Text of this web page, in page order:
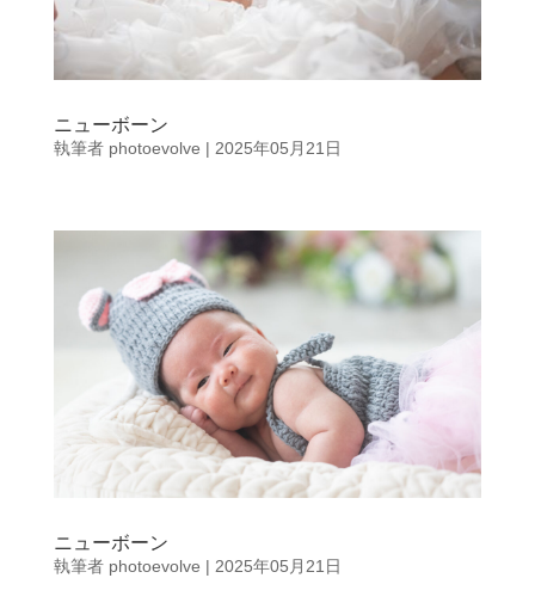
ニューボーン
執筆者 photoevolve | 2025年05月21日
ニューボーン
執筆者 photoevolve | 2025年05月21日